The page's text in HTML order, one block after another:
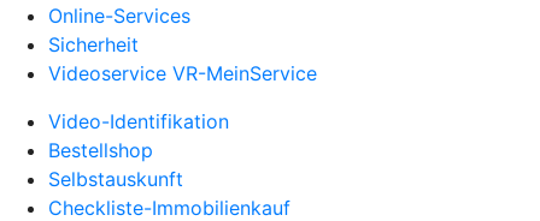
Online-Services
Sicherheit
Videoservice VR-MeinService
Video-Identifikation
Bestellshop
Selbstauskunft
Checkliste-Immobilienkauf